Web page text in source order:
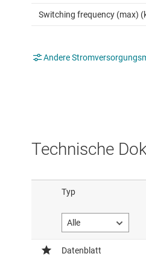
Switching frequency (max)
Andere
Technische